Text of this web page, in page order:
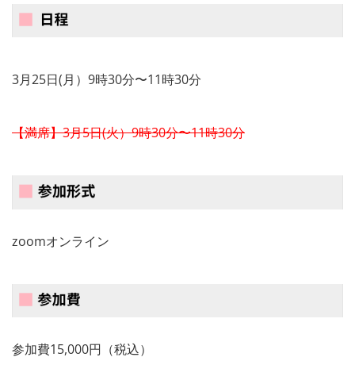
3月25日(月）9時30分〜11時30分
【満席】3月5日(火）9時30分〜11時30分
zoomオンライン
参加費15,000円（税込）